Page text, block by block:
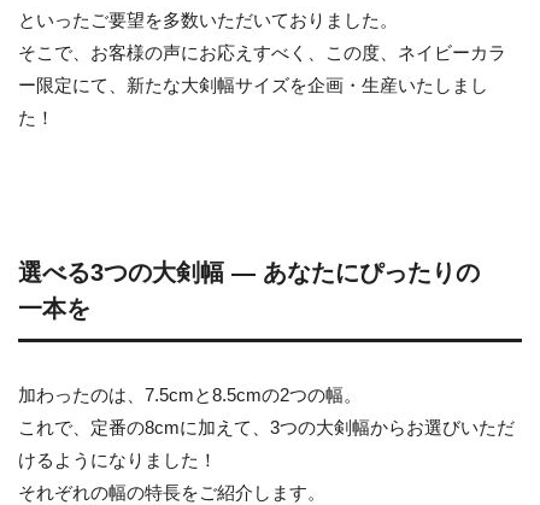
といったご要望を多数いただいておりました。
そこで、お客様の声にお応えすべく、この度、ネイビーカラ
ー限定にて、新たな大剣幅サイズを企画・生産いたしまし
た！
選べる3つの大剣幅 ― あなたにぴったりの
一本を
加わったのは、7.5cmと8.5cmの2つの幅。
これで、定番の8cmに加えて、3つの大剣幅からお選びいただ
けるようになりました！
それぞれの幅の特長をご紹介します。